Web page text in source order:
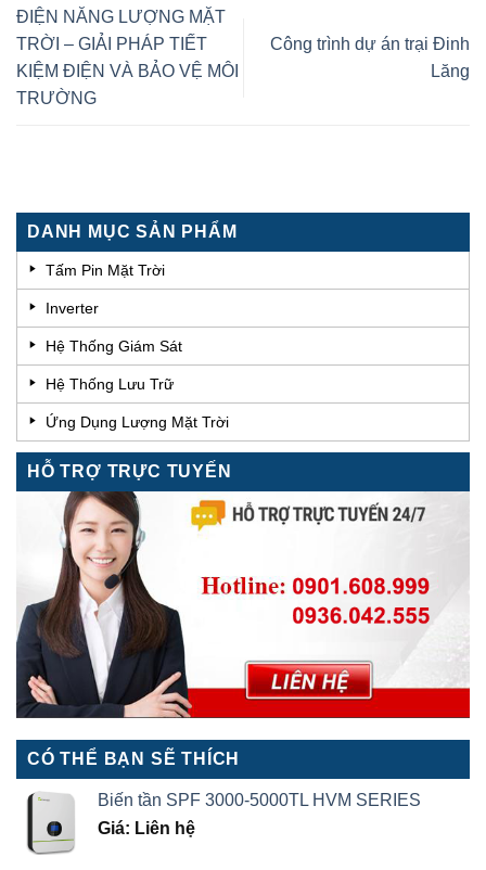
ĐIỆN NĂNG LƯỢNG MẶT
TRỜI – GIẢI PHÁP TIẾT
KIỆM ĐIỆN VÀ BẢO VỆ MÔI
TRƯỜNG
Công trình dự án trại Đinh
Lăng
DANH MỤC SẢN PHẨM
Tấm Pin Mặt Trời
Inverter
Hệ Thống Giám Sát
Hệ Thống Lưu Trữ
Ứng Dụng Lượng Mặt Trời
HỖ TRỢ TRỰC TUYẾN
CÓ THỂ BẠN SẼ THÍCH
Biến tần SPF 3000-5000TL HVM SERIES
Giá: Liên hệ